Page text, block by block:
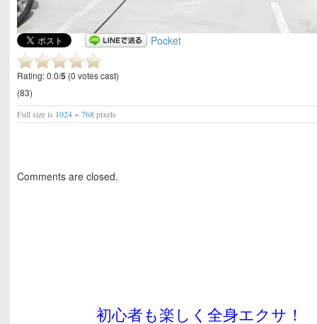
Pocket
Rating: 0.0/5 (0 votes cast)
(83)
Full size is 1024 × 768pixels
Comments are closed.